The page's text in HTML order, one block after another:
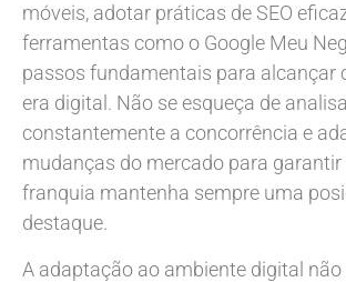
móveis, adotar práticas de SEO
ferramentas como o Google Meu
passos fundamentais para alcançar
era digital. Não se esqueça de
constantemente a concorrência e
mudanças do mercado para garantir
franquia mantenha sempre uma
destaque.
A adaptação ao ambiente digital não